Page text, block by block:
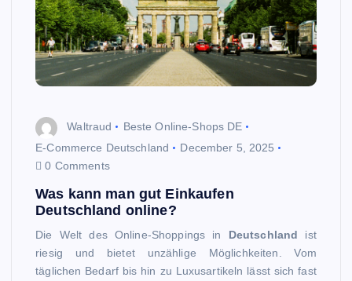
Waltraud
Beste Online-Shops DE
E-Commerce Deutschland
December 5, 2025
0 Comments
Was kann man gut Einkaufen
Deutschland online?
Die Welt des Online-Shoppings in Deutschland ist
riesig und bietet unzählige Möglichkeiten. Vom
täglichen Bedarf bis hin zu Luxusartikeln lässt sich fast